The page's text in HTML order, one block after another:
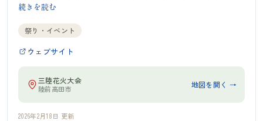
続きを読む
祭り・イベント
ウェブサイト
三陸花火大会
陸前高田市 地図を開く →
2026年2月18日 更新